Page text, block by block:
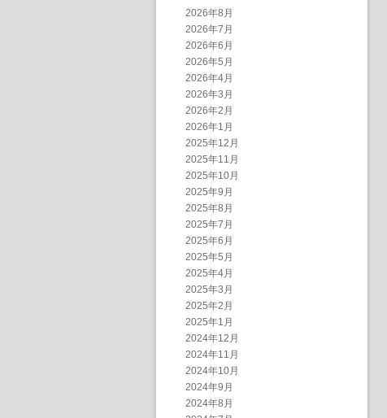
2026年8月
2026年7月
2026年6月
2026年5月
2026年4月
2026年3月
2026年2月
2026年1月
2025年12月
2025年11月
2025年10月
2025年9月
2025年8月
2025年7月
2025年6月
2025年5月
2025年4月
2025年3月
2025年2月
2025年1月
2024年12月
2024年11月
2024年10月
2024年9月
2024年8月